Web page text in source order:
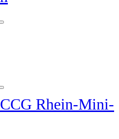
CCG Rhein-Mini-